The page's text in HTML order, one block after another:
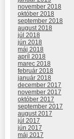
november 2018
október 2018
september 2018
august 2018
júl 2018
jún 2018
máj 2018
apríl 2018
marec 2018
február 2018
január 2018
december 2017
november 2017
október 2017
september 2017
august 2017
júl 2017
jún 2017
máj 2017